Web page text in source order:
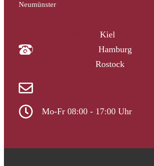
Neumünster
Kiel
Hamburg
Rostock
Mo-Fr 08:00 - 17:00 Uhr